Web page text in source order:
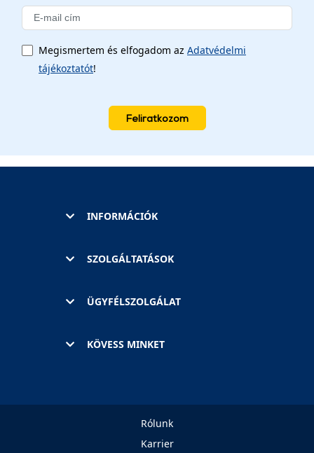
Megismertem és elfogadom az Adatvédelmi
tájékoztatót!
Feliratkozom
INFORMÁCIÓK
SZOLGÁLTATÁSOK
ÜGYFÉLSZOLGÁLAT
KÖVESS MINKET
Rólunk
Karrier